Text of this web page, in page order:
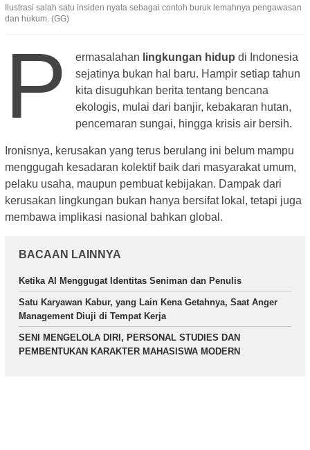
Ilustrasi salah satu insiden nyata sebagai contoh buruk lemahnya pengawasan
dan hukum. (GG)
P ermasalahan lingkungan hidup di Indonesia
sejatinya bukan hal baru. Hampir setiap tahun
kita disuguhkan berita tentang bencana
ekologis, mulai dari banjir, kebakaran hutan,
pencemaran sungai, hingga krisis air bersih.
Ironisnya, kerusakan yang terus berulang ini belum mampu
menggugah kesadaran kolektif baik dari masyarakat umum,
pelaku usaha, maupun pembuat kebijakan. Dampak dari
kerusakan lingkungan bukan hanya bersifat lokal, tetapi juga
membawa implikasi nasional bahkan global.
BACAAN LAINNYA
Ketika AI Menggugat Identitas Seniman dan Penulis
Satu Karyawan Kabur, yang Lain Kena Getahnya, Saat Anger
Management Diuji di Tempat Kerja
SENI MENGELOLA DIRI, PERSONAL STUDIES DAN
PEMBENTUKAN KARAKTER MAHASISWA MODERN